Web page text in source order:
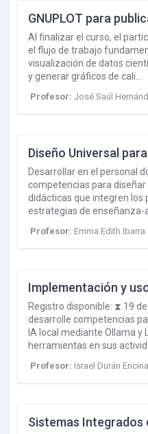
Al finalizar el curso, el
el flujo de trabajo
visualización de datos
y generar gráficos de cali…
Profesor:José Saúl
Desarrollar en el personal
competencias para
didácticas que integren los
estrategias de enseñanza-
Profesor: Emma Edith Ibarra
Registro disponible: ⧗ 19
desarrolle competencias
IA local mediante Ollama y
herramientas en sus
Profesor: Israel Durán